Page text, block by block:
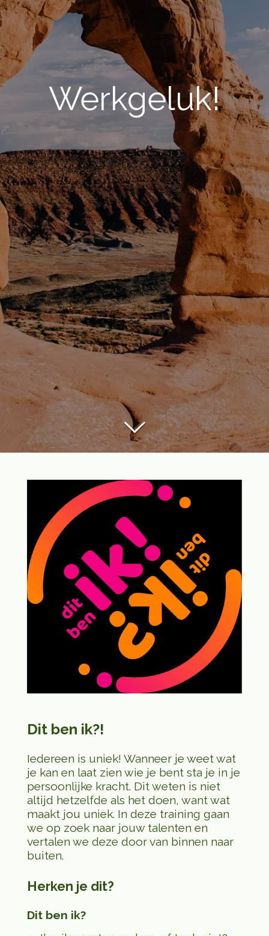
Werkgeluk!
Dit ben ik?!
Iedereen is uniek! Wanneer je weet wat
je kan en laat zien wie je bent sta je in je
persoonlijke kracht. Dit weten is niet
altijd hetzelfde als het doen, want wat
maakt jou uniek. In deze training gaan
we op zoek naar jouw talenten en
vertalen we deze door van binnen naar
buiten.
Herken je dit?
Dit ben ik?